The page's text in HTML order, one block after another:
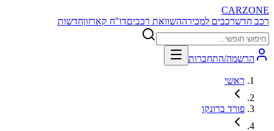
CARZONE
רכב חדשרכבים למכירההשוואת רכביםדו"ח קארזוןחדשות
הרשמה/התחברות
ראשי
פורד ברונקו